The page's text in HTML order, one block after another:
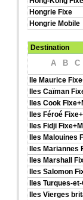
Hongrie Fixe
Hongrie Mobile
Destination
A B C
Ile Maurice
Iles Caïman
Iles Cook
Iles Féroé
Iles Fidji
Iles Malouines
Iles Mariannes
Iles Marshall
Iles Salomon
Iles Turques-
Iles Vierges